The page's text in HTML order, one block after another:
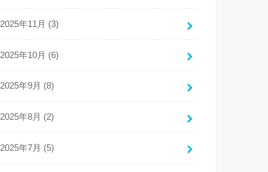
2025年11月 (3)
2025年10月 (6)
2025年9月 (8)
2025年8月 (2)
2025年7月 (5)